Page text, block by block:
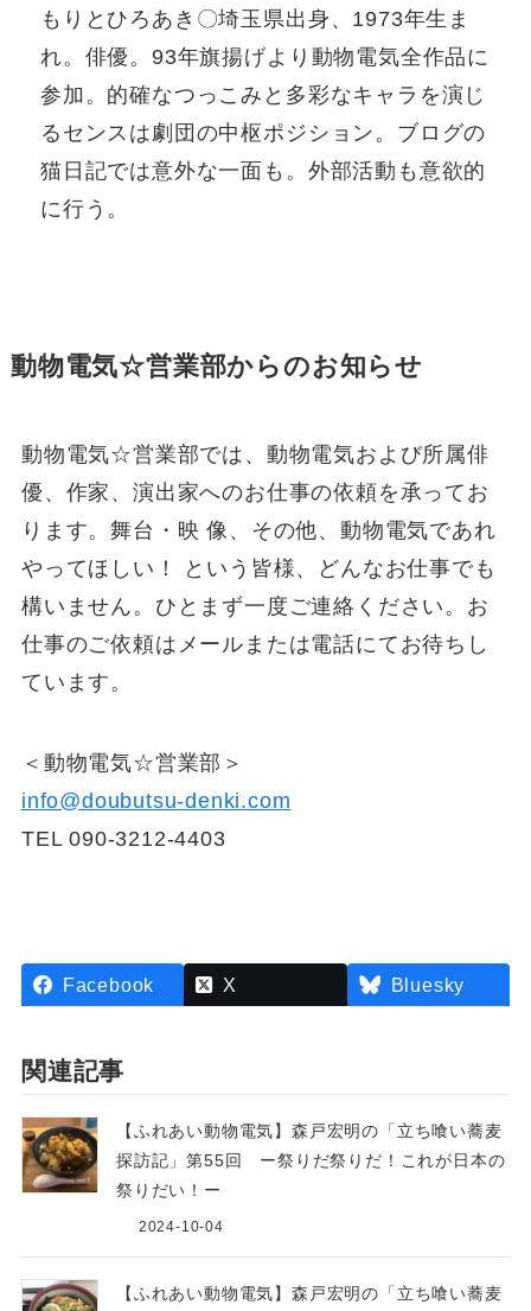
もりとひろあき〇埼玉県出身、1973年生ま
れ。俳優。93年旗揚げより動物電気全作品に
参加。的確なつっこみと多彩なキャラを演じ
るセンスは劇団の中枢ポジション。ブログの
猫日記では意外な一面も。外部活動も意欲的
に行う。
動物電気☆営業部からのお知らせ
動物電気☆営業部では、動物電気および所属俳
優、作家、演出家へのお仕事の依頼を承ってお
ります。舞台・映 像、その他、動物電気であれ
やってほしい！ という皆様、どんなお仕事でも
構いません。ひとまず一度ご連絡ください。お
仕事のご依頼はメールまたは電話にてお待ちし
ています。
＜動物電気☆営業部＞
info@doubutsu-denki.com
TEL 090-3212-4403
Facebook X Bluesky
関連記事
【ふれあい動物電気】森戸宏明の「立ち喰い蕎麦
探訪記」第55回 ー祭りだ祭りだ！これが日本の
祭りだい！ー
2024-10-04
【ふれあい動物電気】森戸宏明の「立ち喰い蕎麦